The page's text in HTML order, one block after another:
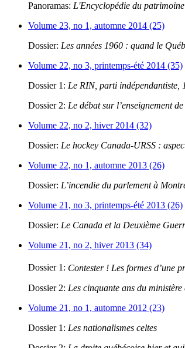
Panoramas: L'Encyclopédie du
Volume 23, no 1, automne 2014 (25)
Dossier: Les années 1960 : quand le
Volume 22, no 3, printemps-été 2014 (35)
Dossier 1: Le RIN, parti indépendantiste,
Dossier 2: Le débat sur l’enseignement
Volume 22, no 2, hiver 2014 (32)
Dossier: Le hockey Canada-URSS :
Volume 22, no 1, automne 2013 (26)
Dossier: L’incendie du parlement à
Volume 21, no 3, printemps-été 2013 (26)
Dossier: Le Canada et la Deuxième
Volume 21, no 2, hiver 2013 (34)
Dossier 1: Contester ! Les formes d’une
Dossier 2: Les cinquante ans du
Volume 21, no 1, automne 2012 (23)
Dossier 1: Les nationalismes celtes